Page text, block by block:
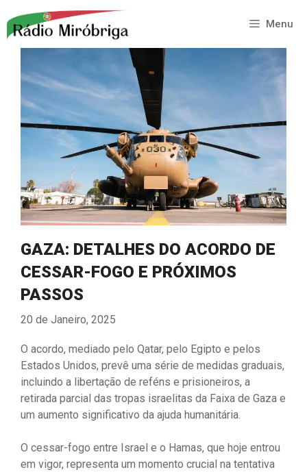
para
Menu
GAZA: DETALHES DO ACORDO DE
CESSAR-FOGO E PRÓXIMOS
PASSOS
20 de Janeiro, 2025
O acordo, mediado pelo Qatar, pelo Egipto e pelos
Estados Unidos, prevê uma série de medidas graduais,
incluindo a libertação de reféns e prisioneiros, a
retirada parcial das tropas israelitas da Faixa de Gaza e
um aumento significativo da ajuda humanitária.
O cessar-fogo entre Israel e o Hamas, que hoje entrou
em vigor, representa um momento crucial na tentativa